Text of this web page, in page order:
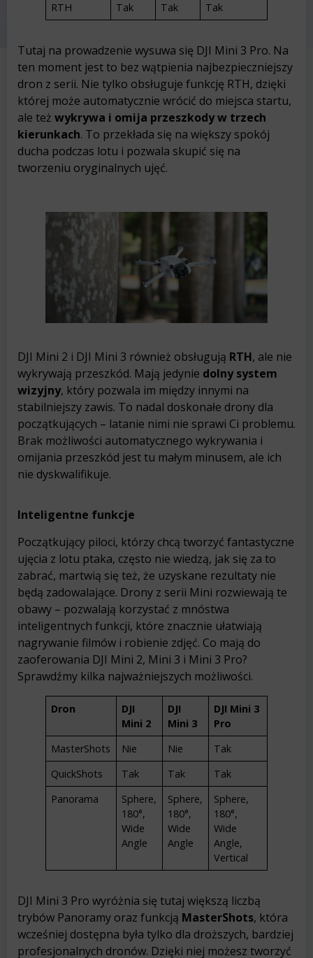
RTH
Tak Tak Tak
Tutaj na prowadzenie wysuwa się DJI Mini 3 Pro. Na
ten moment jest to bez wątpienia najbezpieczniejszy
dron z serii. Nie tylko obsługuje funkcję RTH, dzięki
której może automatycznie wrócić do miejsca startu,
ale też wykrywa i omija przeszkody w trzech
kierunkach. To przekłada się na większy spokój
ducha podczas lotu i pozwala skupić się na
tworzeniu oryginalnych ujęć.
DJI Mini 2 i DJI Mini 3 również obsługują RTH, ale nie
wykrywają przeszkód. Mają jedynie dolny system
wizyjny, który pozwala im między innymi na
stabilniejszy zawis. To nadal doskonałe drony dla
początkujących – latanie nimi nie sprawi Ci problemu.
Brak możliwości automatycznego wykrywania i
omijania przeszkód jest tu małym minusem, ale ich
nie dyskwalifikuje.
Inteligentne funkcje
Początkujący piloci, którzy chcą tworzyć fantastyczne
ujęcia z lotu ptaka, często nie wiedzą, jak się za to
zabrać, martwią się też, że uzyskane rezultaty nie
będą zadowalające. Drony z serii Mini rozwiewają te
obawy – pozwalają korzystać z mnóstwa
inteligentnych funkcji, które znacznie ułatwiają
nagrywanie filmów i robienie zdjęć. Co mają do
zaoferowania DJI Mini 2, Mini 3 i Mini 3 Pro?
Sprawdźmy kilka najważniejszych możliwości.
Dron
DJI
Mini 2
DJI
Mini 3
DJI Mini 3
Pro
MasterShots
Nie Nie
Tak
QuickShots
Tak Tak
Tak
Panorama
Sphere,
180°,
Wide
Angle
Sphere,
180°,
Wide
Angle
Sphere,
180°,
Wide
Angle,
Vertical
DJI Mini 3 Pro wyróżnia się tutaj większą liczbą
trybów Panoramy oraz funkcją MasterShots, która
wcześniej dostępna była tylko dla droższych, bardziej
profesjonalnych dronów. Dzięki niej możesz tworzyć